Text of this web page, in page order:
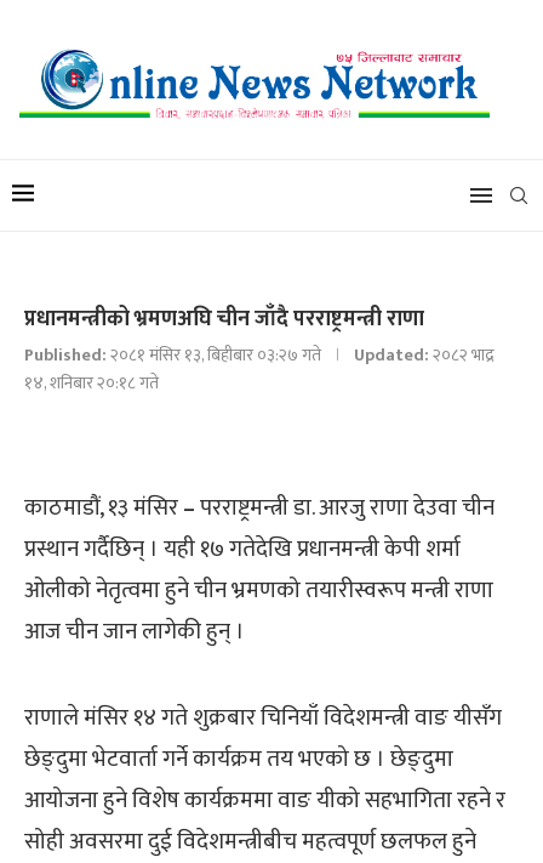
प्रधानमन्त्रीको भ्रमणअघि चीन जाँदै परराष्ट्रमन्त्री राणा
Published:२०८१ मंसिर १३, बिहीबार ०३:२७ गते Updated:२०८२ भाद्र
१४, शनिबार २०:१८ गते
काठमाडौं, १३ मंसिर–परराष्ट्रमन्त्री डा. आरजु राणा देउवा चीन
प्रस्थान गर्दैछिन् । यही १७ गतेदेखि प्रधानमन्त्री केपी शर्मा
ओलीको नेतृत्वमा हुने चीन भ्रमणको तयारीस्वरूप मन्त्री राणा
आज चीन जान लागेकी हुन् ।
राणाले मंसिर १४ गते शुक्रबार चिनियाँ विदेशमन्त्री वाङ यीसँग
छेङ्दुमा भेटवार्ता गर्ने कार्यक्रम तय भएको छ । छेङ्दुमा
आयोजना हुने विशेष कार्यक्रममा वाङ यीको सहभागिता रहने र
सोही अवसरमा दुई विदेशमन्त्रीबीच महत्वपूर्ण छलफल हुने